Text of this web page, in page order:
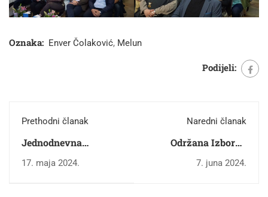
Oznaka: Enver Čolaković, Melun
Podijeli:
Prethodni članak
Jednodnevna
kulturalno-
17. maja 2024.
Naredni članak
Održana Izborna
sjednica Skupštine
7. juna 2024.